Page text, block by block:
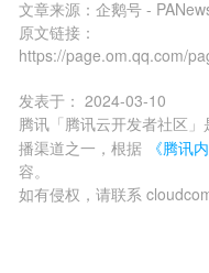
文章来源： 企鹅号 -
原文链接：
https://page.om.qq.com/
发表于： 2024-03-10
腾讯「腾讯云开发者社区
播渠道之一，根据
《腾讯
容。
如有侵权，请联系